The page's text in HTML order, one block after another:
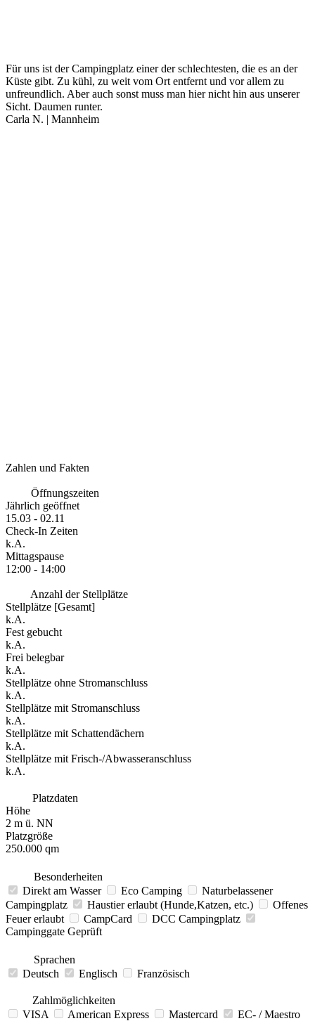
Für uns ist der Campingplatz einer der schlechtesten, die es an der
Küste gibt. Zu kühl, zu weit vom Ort entfernt und vor allem zu
unfreundlich. Aber auch sonst muss man hier nicht hin aus unserer
Sicht. Daumen runter.
Carla N. | Mannheim
Zahlen und Fakten
Öffnungszeiten
Jährlich geöffnet
15.03 - 02.11
Check-In Zeiten
k.A.
Mittagspause
12:00 - 14:00
Anzahl der Stellplätze
Stellplätze [Gesamt]
k.A.
Fest gebucht
k.A.
Frei belegbar
k.A.
Stellplätze ohne Stromanschluss
k.A.
Stellplätze mit Stromanschluss
k.A.
Stellplätze mit Schattendächern
k.A.
Stellplätze mit Frisch-/Abwasseranschluss
k.A.
Platzdaten
Höhe
2 m ü. NN
Platzgröße
250.000 qm
Besonderheiten
Direkt am Wasser
Eco Camping
Naturbelassener
Campingplatz
Haustier erlaubt (Hunde,Katzen, etc.)
Offenes
Feuer erlaubt
CampCard
DCC Campingplatz
Campinggate Geprüft
Sprachen
Deutsch
Englisch Französisch
Zahlmöglichkeiten
VISA
American Express Mastercard
EC- / Maestro